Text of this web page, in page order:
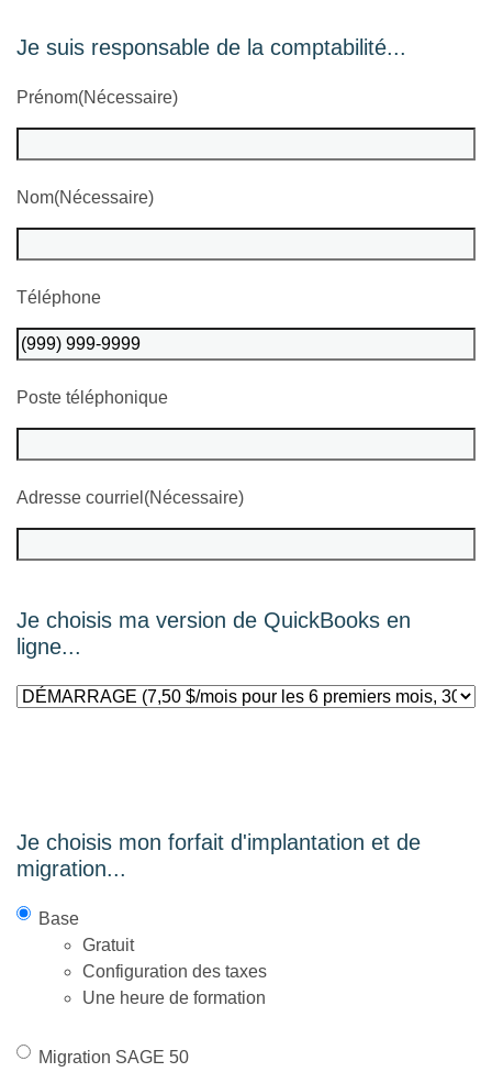
Je suis responsable de la comptabilité...
Prénom(Nécessaire)
Nom(Nécessaire)
Téléphone
Poste téléphonique
Adresse courriel (Nécessaire)
Je choisis ma version de QuickBooks en
ligne...
Option(Nécessaire)
Je choisis mon forfait d'implantation et de
migration...
Option(Nécessaire)
Base
Gratuit
Configuration des taxes
Une heure de formation
Migration SAGE 50